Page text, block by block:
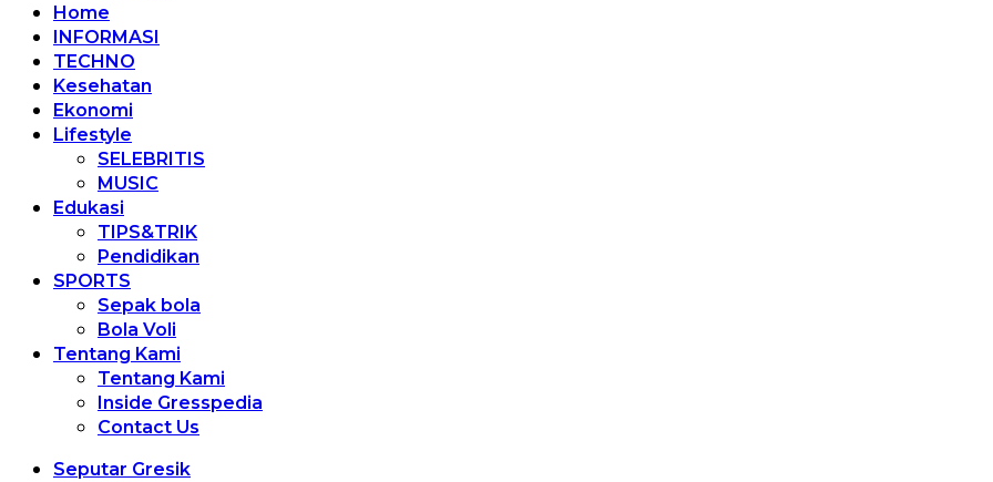
Home
INFORMASI
TECHNO
Kesehatan
Ekonomi
Lifestyle
SELEBRITIS
MUSIC
Edukasi
TIPS&TRIK
Pendidikan
SPORTS
Sepak bola
Bola Voli
Tentang Kami
Tentang Kami
Inside Gresspedia
Contact Us
Seputar Gresik